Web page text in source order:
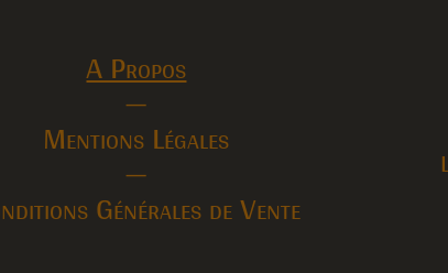
A Propos
—
Mentions Légales
—
Générales de Vente